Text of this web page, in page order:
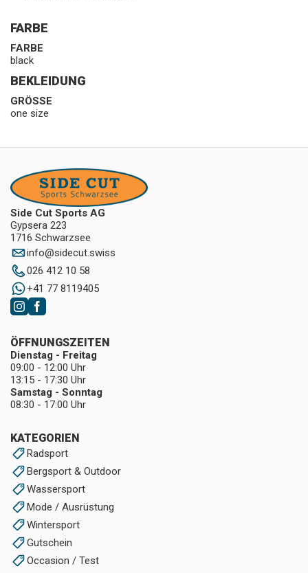
FARBE
FARBE
black
BEKLEIDUNG
GRÖSSE
one size
Side Cut Sports AG
Gypsera 223
1716 Schwarzsee
info@sidecut.swiss
026 412 10 58
+41 77 8119405
KATEGORIEN
Radsport
Bergsport & Outdoor
Wassersport
Mode / Ausrüstung
Wintersport
Gutschein
Occasion / Test
ÖFFNUNGSZEITEN
Dienstag - Freitag
09:00 - 12:00 Uhr
13:15 - 17:30 Uhr
Samstag - Sonntag
08:30 - 17:00 Uhr